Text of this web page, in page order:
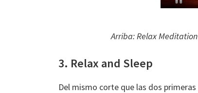
Arriba: Relax Meditation
3. Relax and Sleep
Del mismo corte que las dos